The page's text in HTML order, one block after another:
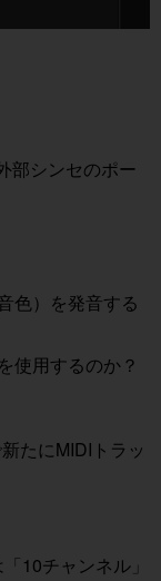
部シンセのポー
色）を発音する
使用するのか？
たにMIDIトラッ
10チャンネル」